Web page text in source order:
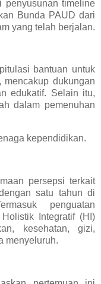
penyusunan timeline
Bunda PAUD dari
yang telah berjalan.
bantuan untuk
dukungan
edukatif. Selain itu,
dalam pemenuhan
kependidikan.
persepsi terkait
satu tahun di
penguatan
Integratif (HI)
kesehatan, gizi,
menyeluruh.